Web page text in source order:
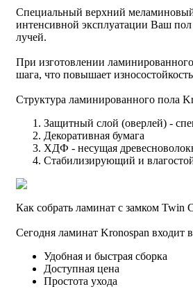
Специальный верхний меламиновый
интенсивной эксплуатации Ваш
лучей.
При изготовлении
шага, что повышает
Структура ламинированного пола
Защитный слой (оверлей) -
Декоративная бумага
ХДФ - несущая
Стабилизирующий и
Как собрать ламинат с замком Twin
Сегодня ламинат Kronospan входит
Удобная и быстрая сборка
Доступная цена
Простота ухода